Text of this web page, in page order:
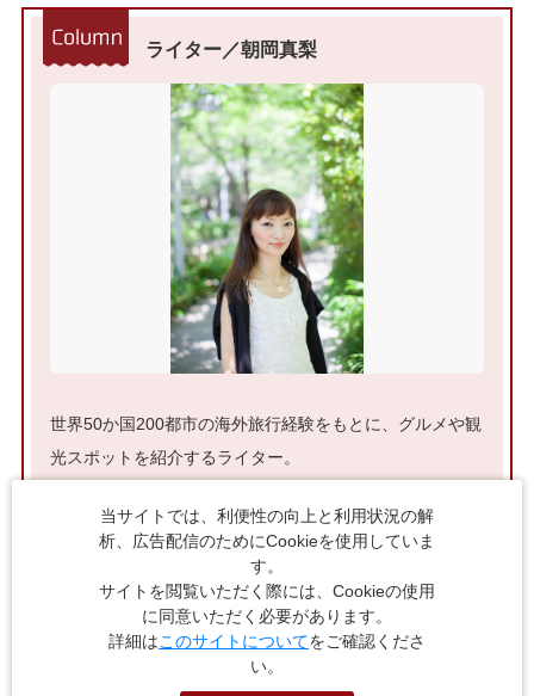
ライター／朝岡真梨
世界50か国200都市の海外旅行経験をもとに、グルメや観
光スポットを紹介するライター。
やすい性格で「成城石井マニア」「ポチャッコのガチオ
当サイトでは、利便性の向上と利用状況の解
析、広告配信のためにCookieを使用していま
す。
サイトを閲覧いただく際には、Cookieの使用
に同意いただく必要があります。
詳細はこのサイトについてをご確認くださ
い。